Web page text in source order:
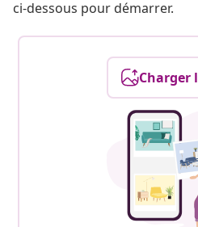
ci-dessous pour démarrer.
Charger